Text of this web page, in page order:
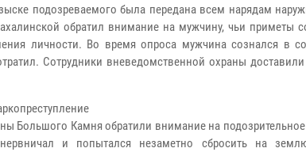
подозреваемого была передана всем нарядам
обратил внимание на мужчину, чьи приметы
личности. Во время опроса мужчина сознался в
Сотрудники вневедомственной охраны доставили
Большого Камня обратили внимание на
и попытался незаметно сбросить на